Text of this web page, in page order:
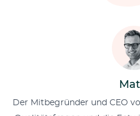
Der Mitbegründer und CEO